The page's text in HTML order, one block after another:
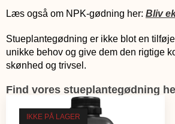
Læs også om NPK-gødning her: Bliv
Stueplantegødning er ikke blot en
unikke behov og give dem den rigtige
skønhed og trivsel.
Find vores stueplantegødning
IKKE PÅ LAGER